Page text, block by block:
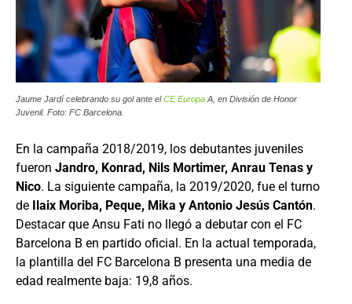
Jaume Jardí celebrando su gol ante elCE Europa A, en División de Honor
Juvenil. Foto: FC Barcelona.
En la campaña 2018/2019, los debutantes juveniles
fueron Jandro, Konrad, Nils Mortimer, Anrau Tenas y
Nico. La siguiente campaña, la 2019/2020, fue el turno
de Ilaix Moriba, Peque, Mika y Antonio Jesús Cantón.
Destacar que Ansu Fati no llegó a debutar con el FC
Barcelona B en partido oficial. En la actual temporada,
la plantilla del FC Barcelona B presenta una media de
edad realmente baja: 19,8 años.